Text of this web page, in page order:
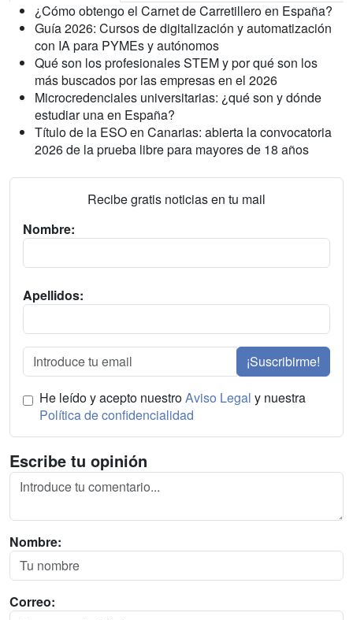
¿Cómo obtengo el Carnet de Carretillero en España?
Guía 2026: Cursos de digitalización y automatización
con IA para PYMEs y autónomos
Qué son los profesionales STEM y por qué son los
más buscados por las empresas en el 2026
Microcredenciales universitarias: ¿qué son y dónde
estudiar una en España?
Título de la ESO en Canarias: abierta la convocatoria
2026 de la prueba libre para mayores de 18 años
Recibe gratis noticias en tu mail
Nombre:
Apellidos:
¡Suscribirme!
He leído y acepto nuestroAviso Legal y nuestra
Política de confidencialidad
Escribe tu opinión
Nombre:
Correo: